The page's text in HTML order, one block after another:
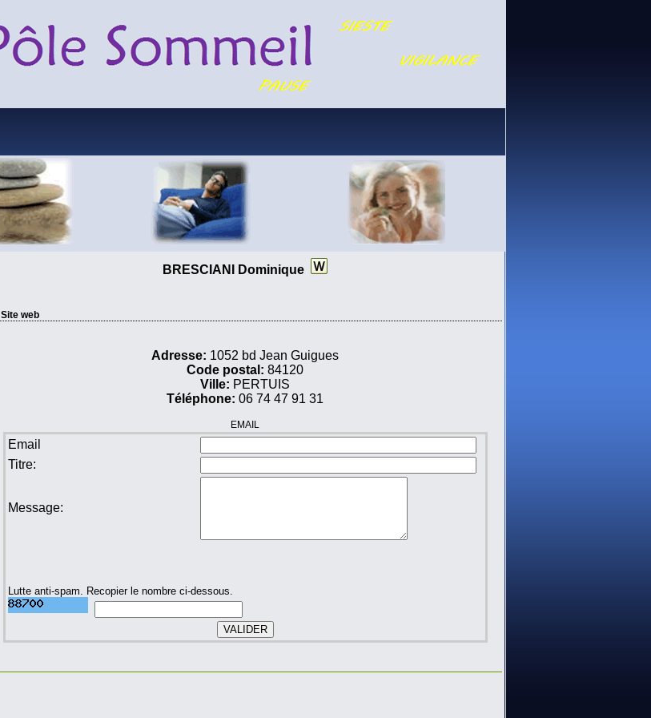
BRESCIANI Dominique
Site web
Adresse: 1052 bd Jean Guigues
Code postal: 84120
Ville: PERTUIS
Téléphone: 06 74 47 91 31
EMAIL
Email
Titre:
Message:
Lutte anti-spam. Recopier le nombre ci-dessous.